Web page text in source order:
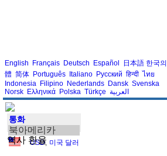
English Français Deutsch Español 日本語 한국의
體 简体 Português Italiano Русский हिन्दी ไทย
Indonesia Filipino Nederlands Dansk Svenska
Norsk Ελληνικά Polska Türkçe العربية
통화
북아메리카
USD, 미국 달러
역사 환율